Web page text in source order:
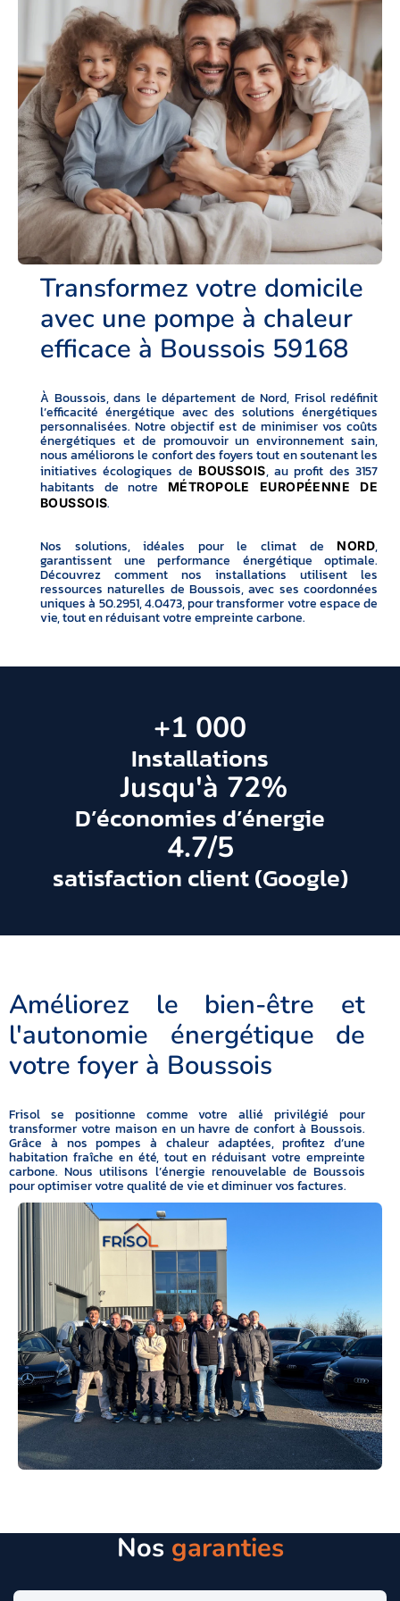
Transformez votre domicile
avec une pompe à chaleur
efficace à Boussois 59168
À Boussois, dans le département de Nord, Frisol redéfinit
l’efficacité énergétique avec des solutions énergétiques
personnalisées. Notre objectif est de minimiser vos coûts
énergétiques et de promouvoir un environnement sain,
nous améliorons le confort des foyers tout en soutenant les
initiatives écologiques de BOUSSOIS, au profit des 3157
habitants de notre
MÉTROPOLE EUROPÉENNE DE
BOUSSOIS.
Nos solutions, idéales pour le climat de NORD,
garantissent une performance énergétique optimale.
Découvrez comment nos installations utilisent les
ressources naturelles de Boussois, avec ses coordonnées
uniques à 50.2951, 4.0473, pour transformer votre espace de
vie, tout en réduisant votre empreinte carbone.
Installations
+1 000
D’économies d’énergie
Jusqu'à 72%
satisfaction client (Google)
4.7/5
Améliorez le bien-être et
l'autonomie énergétique de
votre foyer à Boussois
Frisol se positionne comme votre allié privilégié pour
transformer votre maison en un havre de confort à Boussois.
Grâce à nos pompes à chaleur adaptées, profitez d’une
habitation fraîche en été, tout en réduisant votre empreinte
carbone. Nous utilisons l’énergie renouvelable de Boussois
pour optimiser votre qualité de vie et diminuer vos factures.
Nos garanties